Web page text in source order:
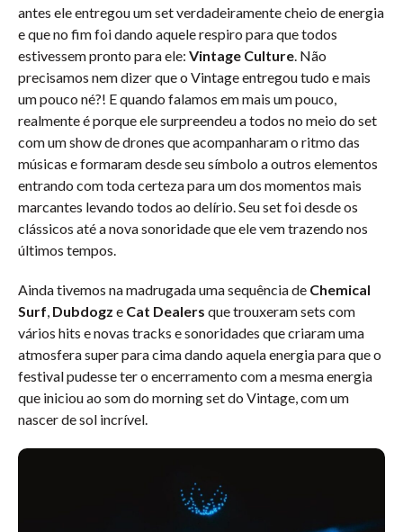
antes ele entregou um set verdadeiramente cheio de energia
e que no fim foi dando aquele respiro para que todos
estivessem pronto para ele: Vintage Culture. Não
precisamos nem dizer que o Vintage entregou tudo e mais
um pouco né?! E quando falamos em mais um pouco,
realmente é porque ele surpreendeu a todos no meio do set
com um show de drones que acompanharam o ritmo das
músicas e formaram desde seu símbolo a outros elementos
entrando com toda certeza para um dos momentos mais
marcantes levando todos ao delírio. Seu set foi desde os
clássicos até a nova sonoridade que ele vem trazendo nos
últimos tempos.
Ainda tivemos na madrugada uma sequência de Chemical
Surf, Dubdogz e Cat Dealers que trouxeram sets com
vários hits e novas tracks e sonoridades que criaram uma
atmosfera super para cima dando aquela energia para que o
festival pudesse ter o encerramento com a mesma energia
que iniciou ao som do morning set do Vintage, com um
nascer de sol incrível.